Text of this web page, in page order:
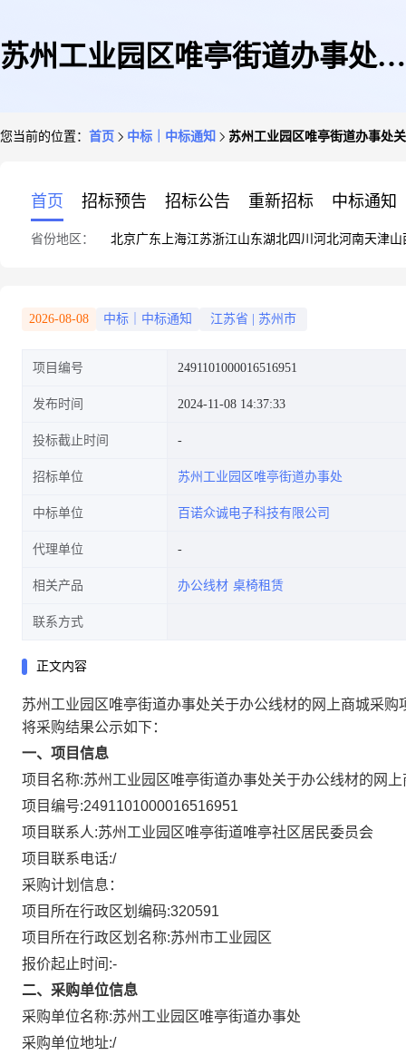
苏州工业园区唯亭街道办事处关
您当前的位置： 首页 中标｜中标通知 苏州工业园区唯亭街道办事处
首页 招标预告 招标公告 重新招标 中标通知
省份地区： 北京广东 上海江苏浙江山东湖北四川 河北河南天津山
2026-08-08 中标｜中标通知 江苏省 苏州市
项目编号 2491101000016516951
发布时间 2024-11-08 14:37:33
投标截止时间
招标单位 苏州工业园区唯亭街道办事处
中标单位 百诺众诚电子科技有限公司
代理单位
相关产品 办公线材 桌椅租赁
联系方式
正文内容
苏州工业园区唯亭街道办事处关于办公线材的网上商城采购
将采购结果公示如下：
一、项目信息
项目名称:苏州工业园区唯亭街道办事处关于办公线材的网
项目编号:2491101000016516951
项目联系人:苏州工业园区唯亭街道唯亭社区居民委员会
项目联系电话:/
采购计划信息：
项目所在行政区划编码:320591
项目所在行政区划名称:苏州市工业园区
报价起止时间:-
二、采购单位信息
采购单位名称:苏州工业园区唯亭街道办事处
采购单位地址:/